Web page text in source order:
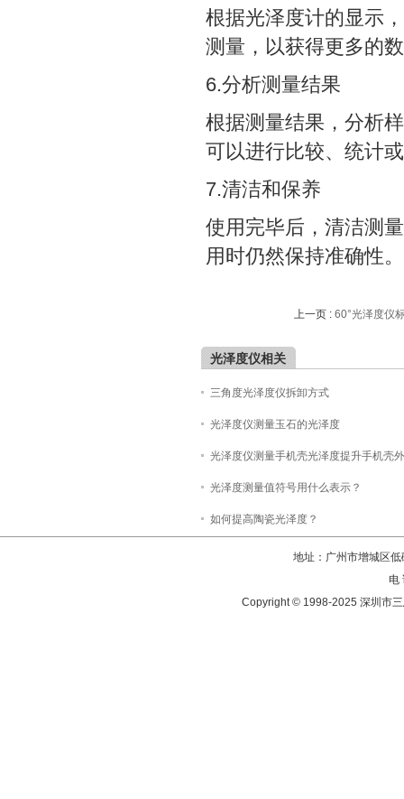
根据光泽度计的显示
测量，以获得更多的
6.分析测量结果
根据测量结果，分析
可以进行比较、统计
7.清洁和保养
使用完毕后，清洁测
用时仍然保持准确性。
上一页 : 60°光泽度仪
光泽度仪相关
三角度光泽度仪拆卸方式
光泽度仪测量玉石的光泽度
光泽度仪测量手机壳光泽度提升手机壳
光泽度测量值符号用什么表示？
如何提高陶瓷光泽度？
地址：广州市增城区
电
Copyright © 1998-2025 深圳市